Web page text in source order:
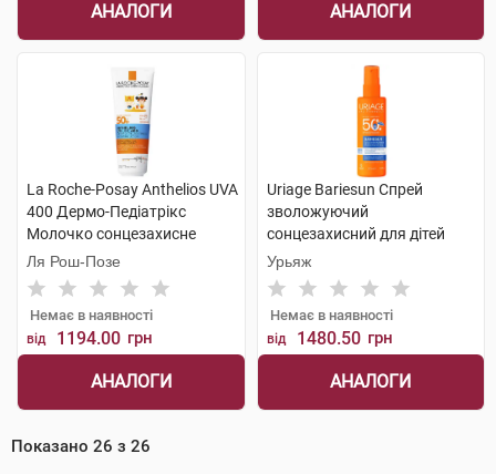
АНАЛОГИ АНАЛОГИ
La Roche-Posay Anthelios UVA
400 Дермо-Педіатрікс
Молочко сонцезахисне
водостійке зволожувальне
SPF50+ 250 мл 1 туба
Ля Рош-Позе
Немає в наявності
від 1194.00 грн
АНАЛОГИ
Uriage Bariesun Спрей
зволожуючий
сонцезахисний для дітей
SPF50+ 200 мл 1 флакон
Урьяж
Немає в наявності
від 1480.50 грн
АНАЛОГИ
Показано 26 з 26